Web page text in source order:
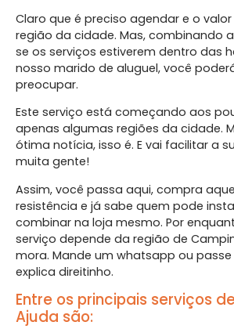
Claro que é preciso agendar e o
região da cidade. Mas, combinando
se os serviços estiverem dentro das
nosso marido de aluguel, você
preocupar.
Este serviço está começando aos
apenas algumas regiões da cidade.
ótima notícia, isso é. E vai facilitar a
muita gente!
Assim, você passa aqui, compra
resistência e já sabe quem pode
combinar na loja mesmo. Por
serviço depende da região de
mora. Mande um whatsapp ou
explica direitinho.
Entre os principais serviços
Ajuda são: